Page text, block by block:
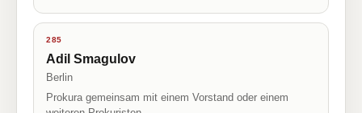
285
Adil Smagulov
Berlin
Prokura gemeinsam mit einem Vorstand oder einem